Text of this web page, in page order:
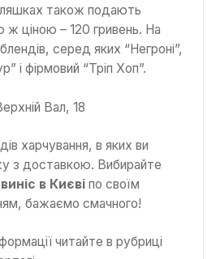
також подають
ж ціною – 120 гривень. На
серед яких “Негроні”,
і фірмовий “Тріп Хоп”.
Вал, 18
харчування, в яких ви
з доставкою. Вибирайте
в Києві по своїм
бажаємо смачного!
читайте в рубриці